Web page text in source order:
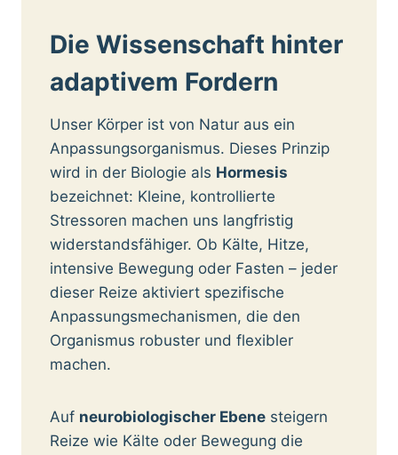
Die Wissenschaft hinter
adaptivem Fordern
Unser Körper ist von Natur aus ein
Anpassungsorganismus. Dieses Prinzip
wird in der Biologie als Hormesis
bezeichnet: Kleine, kontrollierte
Stressoren machen uns langfristig
widerstandsfähiger. Ob Kälte, Hitze,
intensive Bewegung oder Fasten – jeder
dieser Reize aktiviert spezifische
Anpassungsmechanismen, die den
Organismus robuster und flexibler
machen.
Auf neurobiologischer Ebene steigern
Reize wie Kälte oder Bewegung die